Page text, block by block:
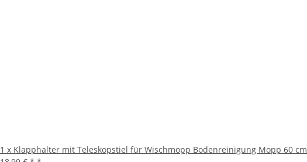
1 x Klapphalter mit Teleskopstiel für Wischmopp Bodenreinigung Mopp 60 cm